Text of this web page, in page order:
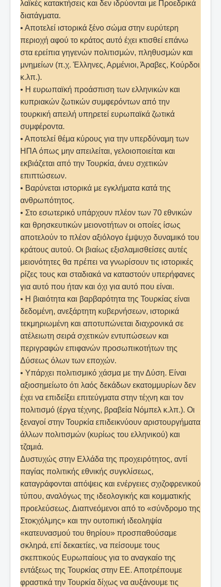
λαϊκές κατακτήσεις και δεν ιδρύονται με Προεδρικά
διατάγματα.
• Αποτελεί ιστορικά ξένο σώμα στην ευρύτερη
περιοχή αφού το κράτος αυτό έχει κτισθεί επάνω
στα ερείπια γηγενών πολιτισμών, πληθυσμών και
μνημείων (π.χ. Έλληνες, Αρμένιοι, Άραβες, Κούρδοι
κ.λπ.).
• Η ευρωπαϊκή προάσπιση των ελληνικών και
κυπριακών ζωτικών συμφερόντων από την
τουρκική απειλή υπηρετεί ευρωπαϊκά ζωτικά
συμφέροντα.
• Αποτελεί θέμα κύρους για την υπερδύναμη των
ΗΠΑ όπως μην απειλείται, γελοιοποιείται και
εκβιάζεται από την Τουρκία, άνευ σχετικών
επιπτώσεων.
• Βαρύνεται ιστορικά με εγκλήματα κατά της
ανθρωπότητος.
• Στο εσωτερικό υπάρχουν πλέον των 70 εθνικών
και θρησκευτικών μειονοτήτων οι οποίες ίσως
αποτελούν το πλέον αξιόλογο έμψυχο δυναμικό του
κράτους αυτού. Οι βιαίως εξισλαμισθείσες αυτές
μειονότητες θα πρέπει να γνωρίσουν τις ιστορικές
ρίζες τους και σταδιακά να καταστούν υπερήφανες
για αυτό που ήταν και όχι για αυτό που είναι.
• Η βιαιότητα και βαρβαρότητα της Τουρκίας είναι
δεδομένη, ανεξάρτητη κυβερνήσεων, ιστορικά
τεκμηριωμένη και αποτυπώνεται διαχρονικά σε
ατέλειωτη σειρά σχετικών εντυπώσεων και
περιγραφών επιφανών προσωπικοτήτων της
Δύσεως όλων των εποχών.
• Υπάρχει πολιτισμικό χάσμα με την Δύση. Είναι
αξιοσημείωτο ότι λαός δεκάδων εκατομμυρίων δεν
έχει να επιδείξει επιτεύγματα στην τέχνη και τον
πολιτισμό (έργα τέχνης, βραβεία Νόμπελ κ.λπ.). Οι
ξεναγοί στην Τουρκία επιδεικνύουν αριστουργήματα
άλλων πολιτισμών (κυρίως του ελληνικού) και
τζαμιά.
Δυστυχώς στην Ελλάδα της προχειρότητος, αντί
παγίας πολιτικής εθνικής συγκλίσεως,
καταγράφονται απόψεις και ενέργειες σχιζοφρενικού
τύπου, αναλόγως της ιδεολογικής και κομματικής
προελεύσεως. Διαπνεόμενοι από το «σύνδρομο της
Στοκχόλμης» και την ουτοπική ιδεοληψία
«κατευνασμού του θηρίου» προσπαθούσαμε
σκληρά, επί δεκαετίες, να πείσουμε τους
σκεπτικούς Ευρωπαίους για το αναγκαίο της
εντάξεως της Τουρκίας στην ΕΕ. Αποτρέπουμε
φραστικά την Τουρκία δίχως να αυξάνουμε τις